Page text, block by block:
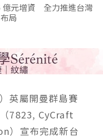
億元增資 全力推進台灣
局
英屬開曼群島賽
7823, CyCraft
）宣布完成新台